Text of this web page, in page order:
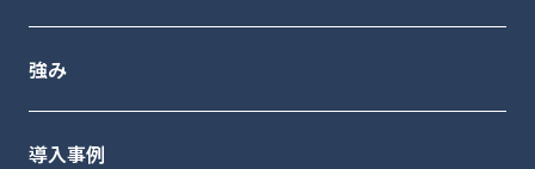
強み
導入事例